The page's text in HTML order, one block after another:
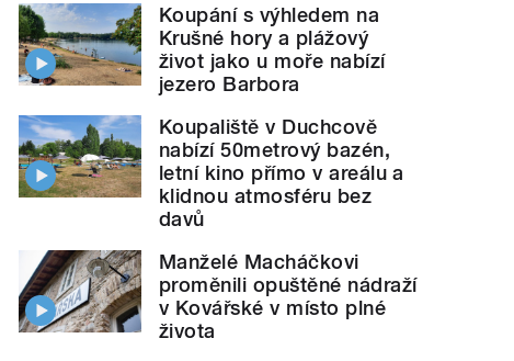
Koupání s výhledem na
Krušné hory a plážový
život jako u moře nabízí
jezero Barbora
Koupaliště v Duchcově
nabízí 50metrový bazén,
letní kino přímo v areálu a
klidnou atmosféru bez
davů
Manželé Macháčkovi
proměnili opuštěné nádraží
v Kovářské v místo plné
života